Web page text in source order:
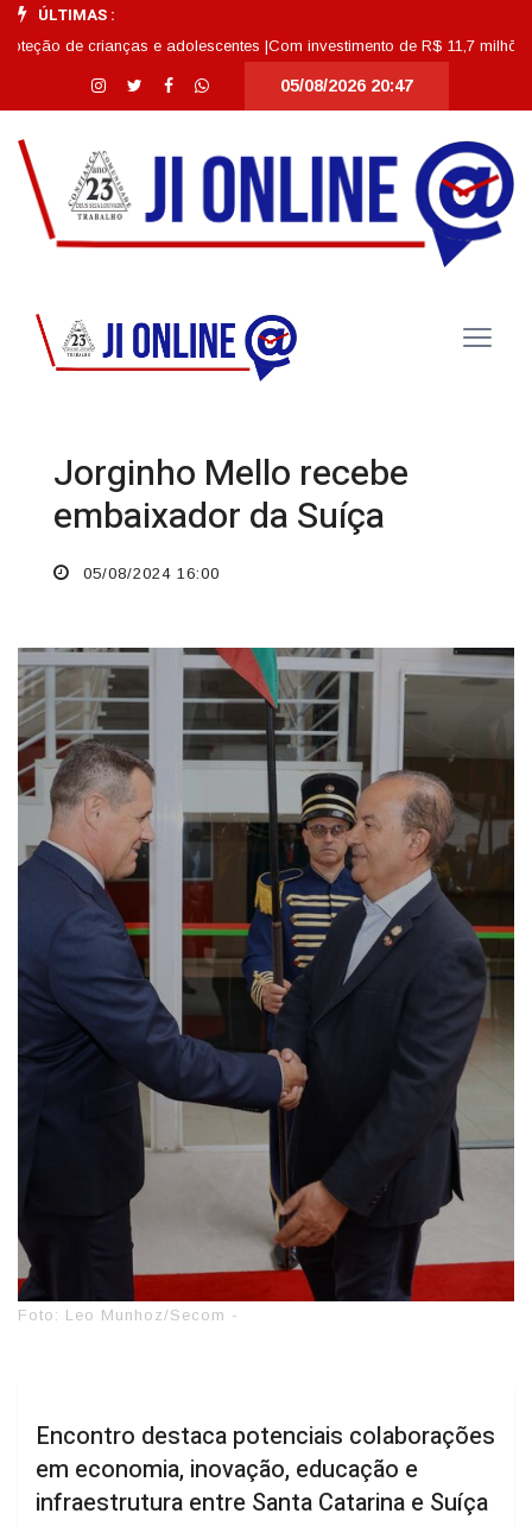
ÚLTIMAS :
crianças e adolescentes |Com investimento de R$ 11,7 milhões,
05/08/2026 20:47
Jorginho Mello recebe
embaixador da Suíça
05/08/2024 16:00
Foto: Leo Munhoz/Secom -
Encontro destaca potenciais colaborações
em economia, inovação, educação e
infraestrutura entre Santa Catarina e Suíça